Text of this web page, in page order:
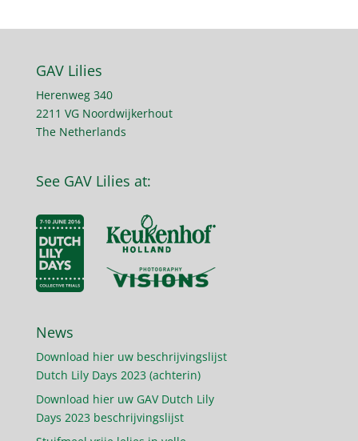
GAV Lilies
Herenweg 340
2211 VG Noordwijkerhout
The Netherlands
See GAV Lilies at:
News
Download hier uw beschrijvingslijst
Dutch Lily Days 2023 (achterin)
Download hier uw GAV Dutch Lily
Days 2023 beschrijvingslijst